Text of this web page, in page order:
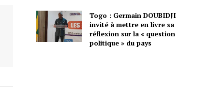
Togo : Germain DOUBIDJI
invité à mettre en livre sa
réflexion sur la « question
politique » du pays